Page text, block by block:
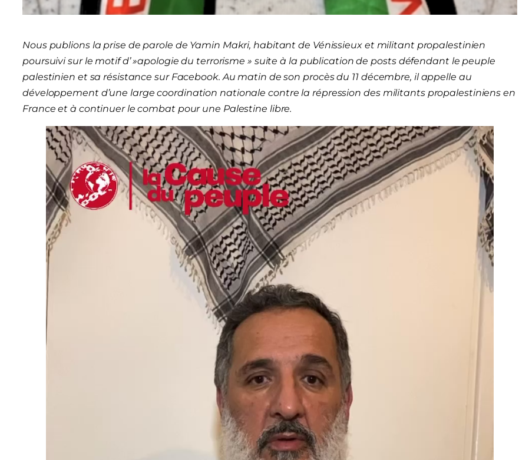
Nous publions la prise de parole de Yamin Makri, habitant de Vénissieux et militant propalestinien
poursuivi sur le motif d’ »apologie du terrorisme » suite à la publication de posts défendant le peuple
palestinien et sa résistance sur Facebook. Au matin de son procès du 11 décembre, il appelle au
développement d’une large coordination nationale contre la répression des militants propalestiniens en
France et à continuer le combat pour une Palestine libre.